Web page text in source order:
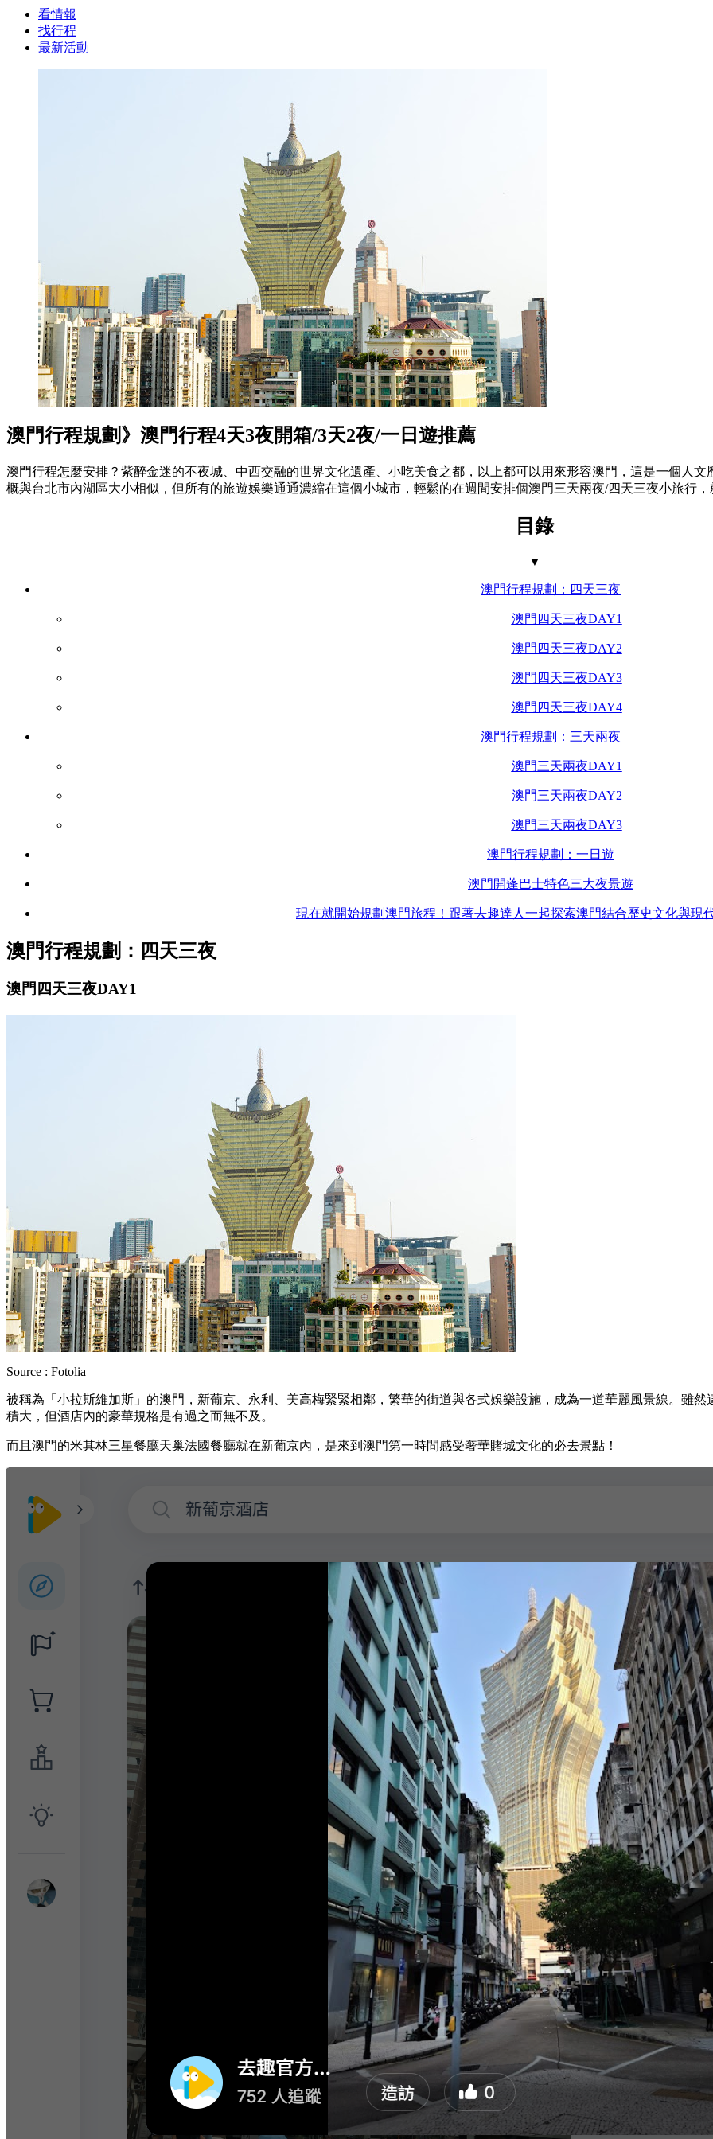
看情報
找行程
最新活動
澳門行程規劃》澳門行程4天3夜開箱/3天2夜/一日遊推薦
澳門行程怎麼安排？紫醉金迷的不夜城、中西交融的世界文化遺產、小吃美食之都，以上都可以用來形容澳門，這是一個人
概與台北市內湖區大小相似，但所有的旅遊娛樂通通濃縮在這個小城市，輕鬆的在週間安排個澳門三天兩夜/四天三夜小旅行，
目錄
▼
澳門行程規劃：四天三夜
澳門四天三夜DAY1
澳門四天三夜DAY2
澳門四天三夜DAY3
澳門四天三夜DAY4
澳門行程規劃：三天兩夜
澳門三天兩夜DAY1
澳門三天兩夜DAY2
澳門三天兩夜DAY3
澳門行程規劃：一日遊
澳門開蓬巴士特色三大夜景遊
現在就開始規劃澳門旅程！跟著去趣達人一起探索澳門結合歷史文化與現
澳門行程規劃：四天三夜
澳門四天三夜DAY1
Source : Fotolia
被稱為「小拉斯維加斯」的澳門，新葡京、永利、美高梅緊緊相鄰，繁華的街道與各式娛樂設施，成為一道華麗風景線。雖
積大，但酒店內的豪華規格是有過之而無不及。
而且澳門的米其林三星餐廳天巢法國餐廳就在新葡京內，是來到澳門第一時間感受奢華賭城文化的必去景點！